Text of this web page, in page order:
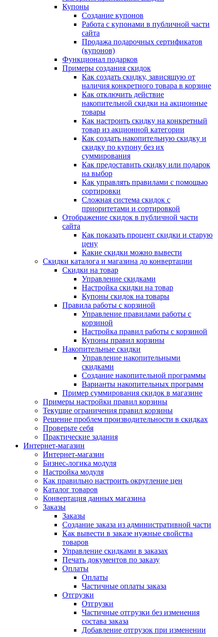
Купоны
Создание купонов
Работа с купонами в публичной части
сайта
Продажа подарочных сертификатов
(купонов)
Функционал подарков
Примеры создания скидок
Как создать скидку, зависящую от
наличия конкретного товара в корзине
Как отключить действие
накопительной скидки на акционные
товары
Как настроить скидку на конкретный
товар из акционной категории
Как создать накопительную скидку и
скидку по купону без их
суммирования
Как предоставить скидку или подарок
на выбор
Как управлять правилами с помощью
сортировки
Сложная система скидок с
приоритетами и сортировкой
Отображение скидок в публичной части
сайта
Как показать процент скидки и старую
цену
Какие скидки можно вывести
Скидки каталога и магазина до конвертации
Скидки на товар
Управление скидками
Настройка скидки на товар
Купоны скидок на товары
Правила работы с корзиной
Управление правилами работы с
корзиной
Настройка правил работы с корзиной
Купоны правил корзины
Накопительные скидки
Управление накопительными
скидками
Создание накопительной программы
Варианты накопительных программ
Пример суммирования скидок в магазине
Примеры настройки правил корзины
Текущие ограничения правил корзины
Решение проблем производительности в скидках
Проверьте себя
Практические задания
Интернет-магазин
Интернет-магазин
Бизнес-логика модуля
Настройка модуля
Как правильно настроить округление цен
Каталог товаров
Конвертация данных магазина
Заказы
Заказы
Создание заказа из административной части
Как вывести в заказе нужные свойства
товаров
Управление скидками в заказах
Печать документов по заказу
Оплаты
Оплаты
Частичные оплаты заказа
Отгрузки
Отгрузки
Частичные отгрузки без изменения
состава заказа
Добавление отгрузок при изменении